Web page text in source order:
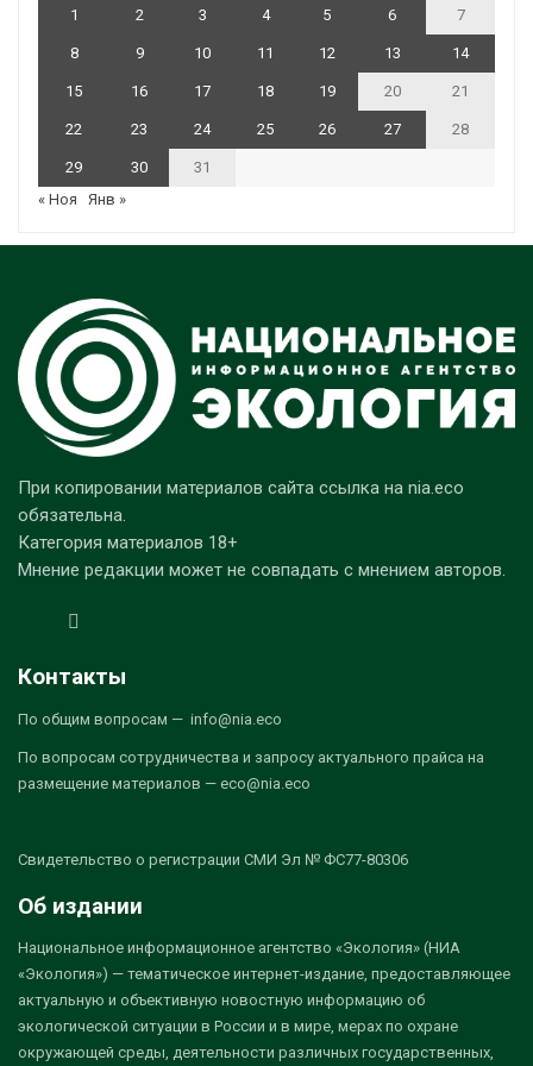
1 2 3 4 5 6 7
8 9 10 11 12 13 14
15 16 17 18 19 20 21
22 23 24 25 26 27 28
29 30
31
« Ноя
Янв »
При копировании материалов сайта ссылка на nia.eco
обязательна.
Категория материалов 18+
Мнение редакции может не совпадать с мнением авторов.
Контакты
По общим вопросам — info@nia.eco
По вопросам сотрудничества и запросу актуального прайса на
размещение материалов — eco@nia.eco
Свидетельство о регистрации СМИ Эл № ФС77-80306
Об издании
Национальное информационное агентство «Экология» (НИА
«Экология») — тематическое интернет-издание, предоставляющее
актуальную и объективную новостную информацию об
экологической ситуации в России и в мире, мерах по охране
окружающей среды, деятельности различных государственных,